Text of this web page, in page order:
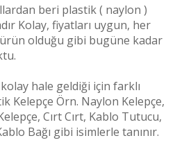
beri plastik ( naylon )
Kolay, fiyatları uygun, her
olduğu gibi bugüne kadar
kolay hale geldiği için farklı
Kelepçe Örn. Naylon Kelepçe,
Cırt Cırt, Kablo Tutucu,
Bağı gibi isimlerle tanınır.